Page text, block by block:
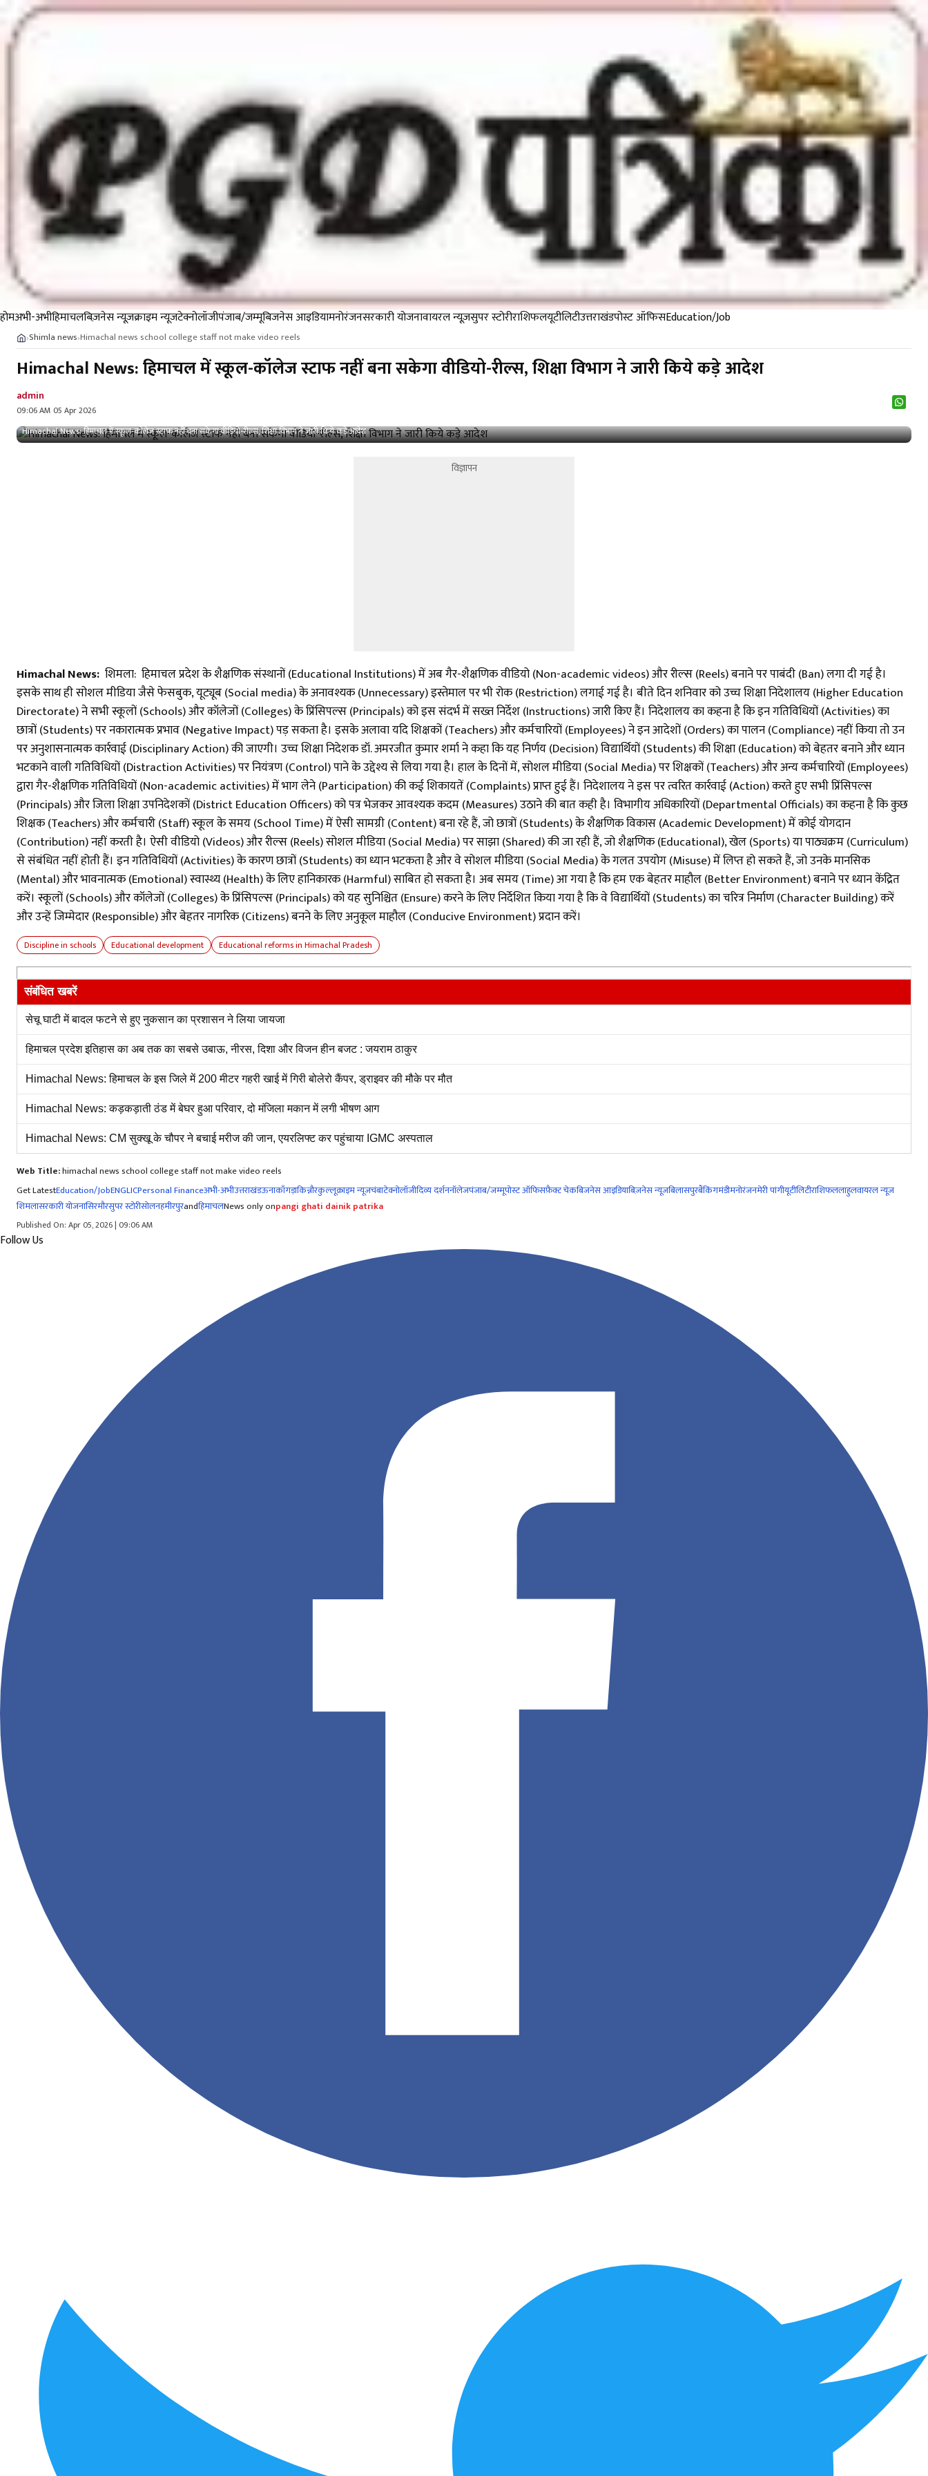
होमअभी-अभीहिमाचलबिज़नेस न्यूज़क्राइम न्यूजटेक्नोलॉजीपंजाब/जम्मूबिजनेस आइडियामनोरंजनसरकारी योजनावायरल न्यूज़सुपर स्टोरीराशिफलयूटीलिटीउत्तराखंडपोस्ट ऑफिसEducation/Job
›Shimla news›Himachal news school college staff not make video reels
Himachal News: हिमाचल में स्कूल-कॉलेज स्टाफ नहीं बना सकेगा वीडियो-रील्स, ​शिक्षा ​विभाग ने जारी किये कड़े आदेश
admin
09:06 AM 05 Apr 2026
Himachal News: हिमाचल में स्कूल-कॉलेज स्टाफ नहीं बना सकेगा वीडियो-रील्स, ​शिक्षा ​विभाग ने जारी किये कड़े आदेश
विज्ञापन
​Himachal News: शिमला: हिमाचल प्रदेश के शैक्षणिक संस्थानों (Educational Institutions) में अब गैर-शैक्षणिक वीडियो (Non-academic videos) और रील्स (Reels) बनाने पर पाबंदी (Ban) लगा दी गई है।
इसके साथ ही सोशल मीडिया जैसे फेसबुक, यूट्यूब (Social media) के अनावश्यक (Unnecessary) इस्तेमाल पर भी रोक (Restriction) लगाई गई है। बीते दिन शनिवार को उच्च शिक्षा निदेशालय (Higher Education
Directorate) ने सभी स्कूलों (Schools) और कॉलेजों (Colleges) के प्रिंसिपल्स (Principals) को इस संदर्भ में सख्त निर्देश (Instructions) जारी किए हैं। निदेशालय का कहना है कि इन गतिविधियों (Activities) का
छात्रों (Students) पर नकारात्मक प्रभाव (Negative Impact) पड़ सकता है। इसके अलावा यदि शिक्षकों (Teachers) और कर्मचारियों (Employees) ने इन आदेशों (Orders) का पालन (Compliance) नहीं किया तो उन
पर अनुशासनात्मक कार्रवाई (Disciplinary Action) की जाएगी। उच्च शिक्षा निदेशक डॉ. अमरजीत कुमार शर्मा ने कहा कि यह निर्णय (Decision) विद्यार्थियों (Students) की शिक्षा (Education) को बेहतर बनाने और ध्यान
भटकाने वाली गतिविधियों (Distraction Activities) पर नियंत्रण (Control) पाने के उद्देश्य से लिया गया है। हाल के दिनों में, सोशल मीडिया (Social Media) पर शिक्षकों (Teachers) और अन्य कर्मचारियों (Employees)
द्वारा गैर-शैक्षणिक गतिविधियों (Non-academic activities) में भाग लेने (Participation) की कई शिकायतें (Complaints) प्राप्त हुई हैं। निदेशालय ने इस पर त्वरित कार्रवाई (Action) करते हुए सभी प्रिंसिपल्स
(Principals) और जिला शिक्षा उपनिदेशकों (District Education Officers) को पत्र भेजकर आवश्यक कदम (Measures) उठाने की बात कही है। विभागीय अधिकारियों (Departmental Officials) का कहना है कि कुछ
शिक्षक (Teachers) और कर्मचारी (Staff) स्कूल के समय (School Time) में ऐसी सामग्री (Content) बना रहे हैं, जो छात्रों (Students) के शैक्षणिक विकास (Academic Development) में कोई योगदान
(Contribution) नहीं करती है। ऐसी वीडियो (Videos) और रील्स (Reels) सोशल मीडिया (Social Media) पर साझा (Shared) की जा रही हैं, जो शैक्षणिक (Educational), खेल (Sports) या पाठ्यक्रम (Curriculum)
से संबंधित नहीं होती हैं। इन गतिविधियों (Activities) के कारण छात्रों (Students) का ध्यान भटकता है और वे सोशल मीडिया (Social Media) के गलत उपयोग (Misuse) में लिप्त हो सकते हैं, जो उनके मानसिक
(Mental) और भावनात्मक (Emotional) स्वास्थ्य (Health) के लिए हानिकारक (Harmful) साबित हो सकता है। अब समय (Time) आ गया है कि हम एक बेहतर माहौल (Better Environment) बनाने पर ध्यान केंद्रित
करें। स्कूलों (Schools) और कॉलेजों (Colleges) के प्रिंसिपल्स (Principals) को यह सुनिश्चित (Ensure) करने के लिए निर्देशित किया गया है कि वे विद्यार्थियों (Students) का चरित्र निर्माण (Character Building) करें
और उन्हें जिम्मेदार (Responsible) और बेहतर नागरिक (Citizens) बनने के लिए अनुकूल माहौल (Conducive Environment) प्रदान करें।
Discipline in schools Educational development Educational reforms in Himachal Pradesh
संबंधित खबरें
सेचू घाटी में बादल फटने से हुए नुकसान का प्रशासन ने लिया जायजा
हिमाचल प्रदेश इतिहास का अब तक का सबसे उबाऊ, नीरस, दिशा और विजन हीन बजट : जयराम ठाकुर
Himachal News: हिमाचल के इस जिले में 200 मीटर गहरी खाई में गिरी बोलेरो कैंपर, ड्राइवर की मौके पर मौत
Himachal News: कड़कड़ाती ठंड में बेघर हुआ परिवार, दो मंजिला मकान में लगी भीषण आग
Himachal News: CM सुक्खू के चौपर ने बचाई मरीज की जान, एयरलिफ्ट कर पहुंचाया IGMC अस्पताल
Web Title:himachal news school college staff not make video reels
Get LatestEducation/JobENGLICPersonal Financeअभी-अभीउत्तराखंडऊनाकाँगड़ाकिन्नौरकुल्लूक्राइम न्यूजचंबाटेक्नोलॉजीदिव्य दर्शननॉलेजपंजाब/जम्मूपोस्ट ऑफिसफ़ैक्ट चेकबिजनेस आइडियाबिज़नेस न्यूज़बिलासपुरबैंकिंगमंडीमनोरंजनमेरी पांगीयूटीलिटीराशिफललाहुलवायरल न्यूज़
शिमलासरकारी योजनासिरमौरसुपर स्टोरीसोलनहमीरपुरandहिमाचलNews only onpangi ghati dainik patrika
Published On: Apr 05, 2026 | 09:06 AM
Follow Us